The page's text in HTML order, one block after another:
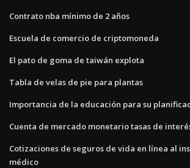
Contrato nba mínimo de 2 años
Escuela de comercio de criptomoneda
El pato de goma de taiwán explota
Tabla de velas de pie para plantas
Importancia de la educación para su
Cuenta de mercado monetario tasas de
Cotizaciones de seguros de vida en línea al
médico